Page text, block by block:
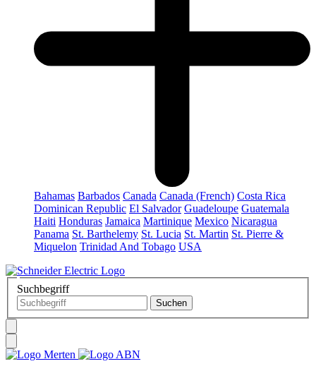
Bahamas Barbados Canada Canada (French) Costa Rica
Dominican Republic El Salvador Guadeloupe Guatemala
Haiti Honduras Jamaica Martinique Mexico Nicaragua
Panama St. Barthelemy St. Lucia St. Martin St. Pierre &
Miquelon Trinidad And Tobago USA
Suchbegriff